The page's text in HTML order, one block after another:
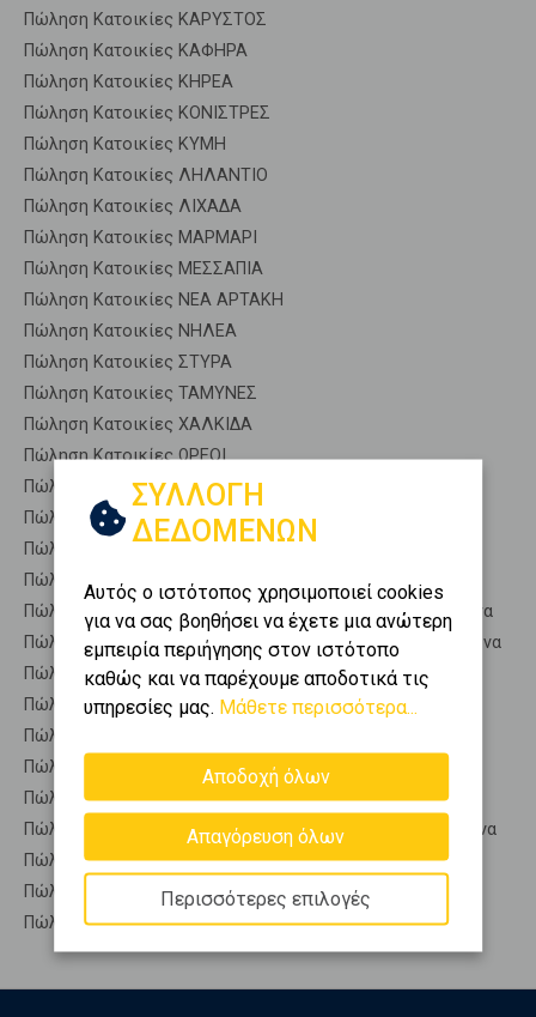
Πώληση Κατοικίες ΚΑΡΥΣΤΟΣ
Πώληση Κατοικίες ΚΑΦΗΡΑ
Πώληση Κατοικίες ΚΗΡΕΑ
Πώληση Κατοικίες ΚΟΝΙΣΤΡΕΣ
Πώληση Κατοικίες ΚΥΜΗ
Πώληση Κατοικίες ΛΗΛΑΝΤΙΟ
Πώληση Κατοικίες ΛΙΧΑΔΑ
Πώληση Κατοικίες ΜΑΡΜΑΡΙ
Πώληση Κατοικίες ΜΕΣΣΑΠΙΑ
Πώληση Κατοικίες ΝΕΑ ΑΡΤΑΚΗ
Πώληση Κατοικίες ΝΗΛΕΑ
Πώληση Κατοικίες ΣΤΥΡΑ
Πώληση Κατοικίες ΤΑΜΥΝΕΣ
Πώληση Κατοικίες ΧΑΛΚΙΔΑ
Πώληση Κατοικίες ΩΡΕΟΙ
Πώληση Αποθήκες ΑΝΘΗΔΩΝΟΣ - Ανθηδόνα
Πώληση Γκαρσονιέρες ΑΝΘΗΔΩΝΟΣ - Ανθηδόνα
Πώληση Διαμερίσματα ΑΝΘΗΔΩΝΟΣ - Ανθηδόνα
Πώληση Κτίρια ΑΝΘΗΔΩΝΟΣ - Ανθηδόνα
Πώληση Μεζονέτες (ανεξάρτητη) ΑΝΘΗΔΩΝΟΣ - Ανθηδόνα
Πώληση Μεζονέτες (εφαπτόμενη) ΑΝΘΗΔΩΝΟΣ - Ανθηδόνα
Πώληση Μονοκατοικίες ΑΝΘΗΔΩΝΟΣ - Ανθηδόνα
Πώληση Οικίες ΑΝΘΗΔΩΝΟΣ - Ανθηδόνα
Πώληση Οροφοδιαμερίσματα ΑΝΘΗΔΩΝΟΣ - Ανθηδόνα
Πώληση Οροφομεζονέτες ΑΝΘΗΔΩΝΟΣ - Ανθηδόνα
Πώληση Ρετιρέ ΑΝΘΗΔΩΝΟΣ - Ανθηδόνα
Πώληση Συγκροτήματα κατοικιών ΑΝΘΗΔΩΝΟΣ - Ανθηδόνα
Πώληση Υπόγεια ΑΝΘΗΔΩΝΟΣ - Ανθηδόνα
Πώληση Υπόσκαφα ΑΝΘΗΔΩΝΟΣ - Ανθηδόνα
Πώληση Υπολ. υψουν ΑΝΘΗΔΩΝΟΣ - Ανθηδόνα
ΣΥΛΛΟΓΗ
ΔΕΔΟΜΕΝΩΝ
Αυτός ο ιστότοπος χρησιμοποιεί cookies
για να σας βοηθήσει να έχετε μια ανώτερη
εμπειρία περιήγησης στον ιστότοπο
καθώς και να παρέχουμε αποδοτικά τις
υπηρεσίες μας. Μάθετε περισσότερα...
Αποδοχή όλων
Απαγόρευση όλων
Περισσότερες επιλογές